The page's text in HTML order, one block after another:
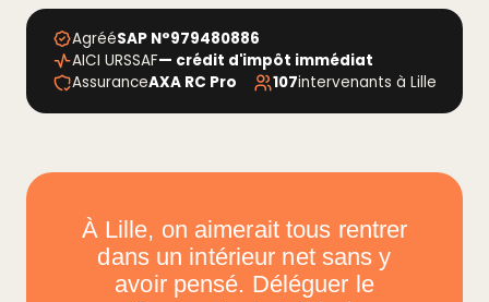
AgrééSAP N°979480886
AICI URSSAF— crédit d'impôt immédiat
AssuranceAXA RC Pro 107intervenants à Lille
À Lille, on aimerait tous rentrer
dans un intérieur net sans y
avoir pensé. Déléguer le